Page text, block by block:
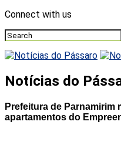
Connect with us
Notícias do
Prefeitura de Parnamirim
apartamentos do